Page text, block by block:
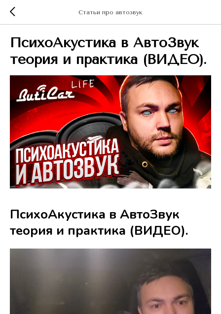
Статьи про автозвук
ПсихоАкустика в АвтоЗвук
теория и практика (ВИДЕО).
ПсихоАкустика в АвтоЗвук
теория и практика (ВИДЕО).